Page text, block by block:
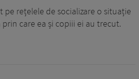
pe rețelele de socializare o situație
care ea și copiii ei au trecut.